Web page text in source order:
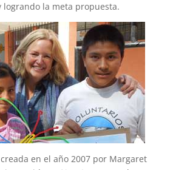
logrando la meta propuesta.
en el año 2007 por Margaret